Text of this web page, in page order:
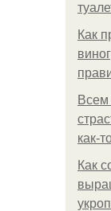
Как
Всем
как-
Как